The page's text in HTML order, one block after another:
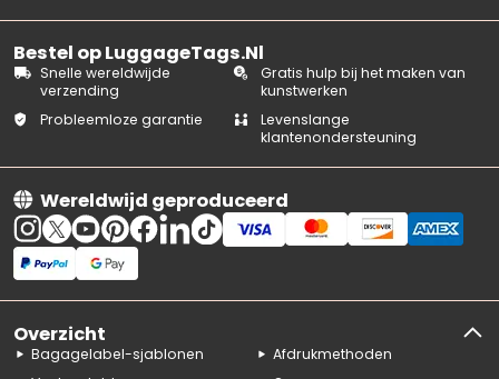
Bestel op LuggageTags.Nl
Snelle wereldwijde
verzending
Gratis hulp bij het maken van
kunstwerken
Probleemloze garantie
Levenslange
klantenondersteuning
Wereldwijd geproduceerd
Overzicht
Bagagelabel-sjablonen
Afdrukmethoden